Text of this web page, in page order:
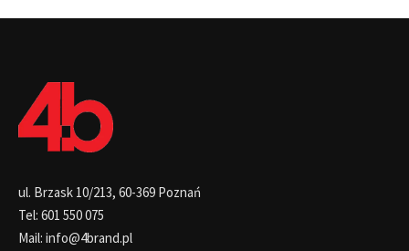
ul. Brzask 10/213, 60-369 Poznań
Tel: 601 550 075
Mail: info@4brand.pl